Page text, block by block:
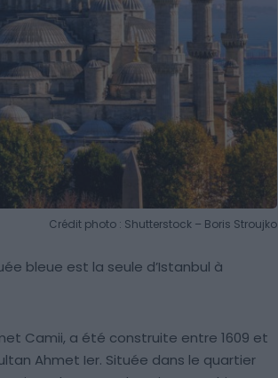
Crédit photo : Shutterstock – Boris Stroujko
bleue est la seule d’Istanbul à
Camii, a été construite entre 1609 et
Ahmet Ier. Située dans le quartier